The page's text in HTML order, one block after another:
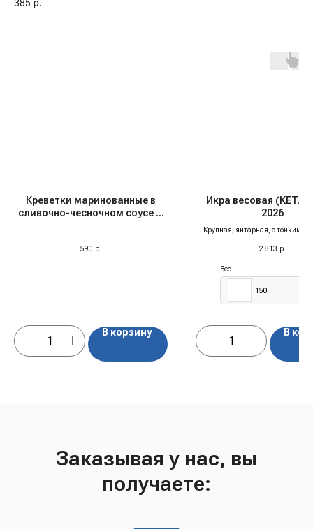
385 р.
Креветки маринованные в
сливочно-чесночном соусе с/
590 р.
В корзину
Икра весовая (КЕТА)
2026
Крупная, янтарная, с тонким
2 813 р.
Вес
150
В
Заказывая у нас, вы
получаете: